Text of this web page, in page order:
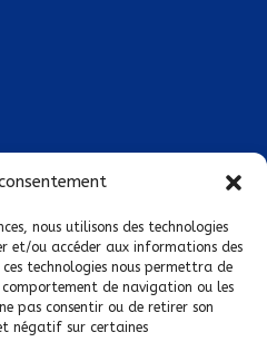
nous utilisons des technologies
et/ou accéder aux informations des
technologies nous permettra de
de navigation ou les
pas consentir ou de retirer son
négatif sur certaines
·e !
vous !